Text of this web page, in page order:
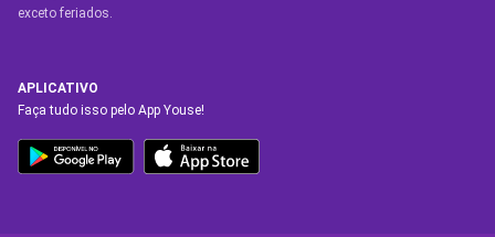
exceto feriados.
APLICATIVO
Faça tudo isso pelo App Youse!